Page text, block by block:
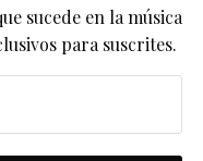
sucede en la música
para suscrites.